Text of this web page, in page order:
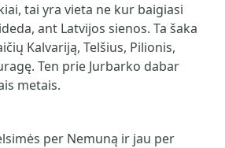
tai yra vieta ne kur baigiasi
ant Latvijos sienos. Ta šaka
Kalvariją, Telšius, Pilionis,
Ten prie Jurbarko dabar
metais.
per Nemuną ir jau per